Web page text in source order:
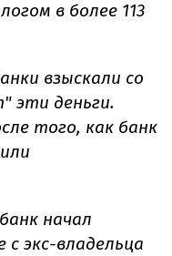
в более 113
взыскали со
эти деньги.
того, как банк
начал
с экс-владельца